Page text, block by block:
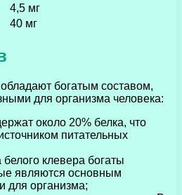
4,5 мг
40 мг
богатым составом,
для организма человека:
около 20% белка, что
питательных
клевера богаты
являются основным
для организма;